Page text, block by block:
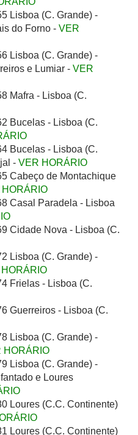
Lisboa (C. Grande) -
do Forno - VER
Lisboa (C. Grande) -
e Lumiar - VER
Mafra - Lisboa (C.
Bucelas - Lisboa (C.
Bucelas - Lisboa (C.
- VER HORÁRIO
Cabeço de Montachique
Casal Paradela - Lisboa
Cidade Nova - Lisboa (C.
Lisboa (C. Grande) -
Frielas - Lisboa (C.
Guerreiros - Lisboa (C.
Lisboa (C. Grande) -
HORÁRIO
Lisboa (C. Grande) -
e Loures
Loures (C.C. Continente)
Loures (C.C. Continente)